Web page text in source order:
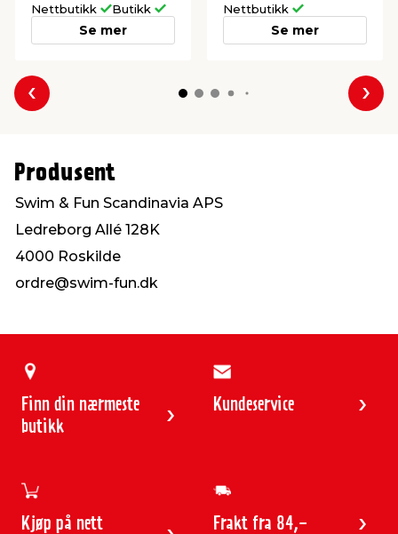
Nettbutikk Butikk
Se mer
Nettbutikk
Se mer
Forrige
Produsent
Swim & Fun Scandinavia APS
Ledreborg Allé 128K
4000 Roskilde
ordre@swim-fun.dk
Finn din nærmeste
butikk
Kundeservice
Kjøp på nett
Frakt fra 84,-